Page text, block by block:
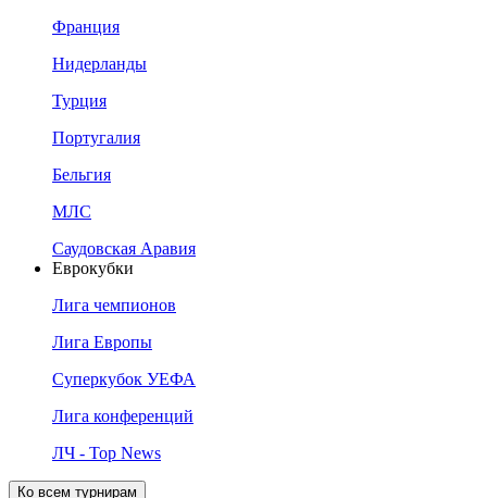
Франция
Нидерланды
Турция
Португалия
Бельгия
МЛС
Саудовская Аравия
Еврокубки
Лига чемпионов
Лига Европы
Суперкубок УЕФА
Лига конференций
ЛЧ - Top News
Ко всем турнирам